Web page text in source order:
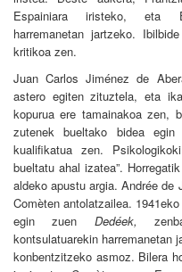
Espainiara iristeko, eta
harremanetan jartzeko.
kritikoa zen.
Juan Carlos Jiménez de
astero egiten zituztela, eta
kopurua ere tamainakoa zen,
zutenek bueltako bidea
kualifikatua zen.
bueltatu ahal izatea”.
aldeko apustu argia. Andrée de
Comèten antolatzailea.
egin zuen Dedéek,
kontsulatuarekin harremanetan
konbentzitzeko asmoz. Bilera